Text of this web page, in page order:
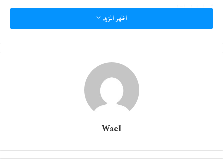
تحيا الحياة!
تحيا الحياة! ­­
قمر على بعلبك
نهرين في تابوت!
اظهر المزيد
Wael